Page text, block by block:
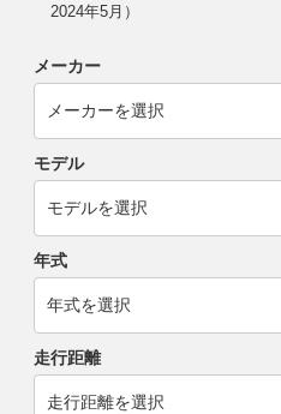
2024年5月）
メーカー
モデル
年式
走行距離